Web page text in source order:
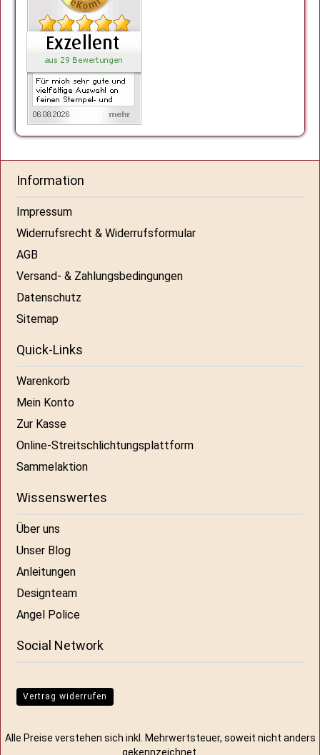
Information
Impressum
Widerrufsrecht & Widerrufsformular
AGB
Versand- & Zahlungsbedingungen
Datenschutz
Sitemap
Quick-Links
Warenkorb
Mein Konto
Zur Kasse
Online-Streitschlichtungsplattform
Sammelaktion
Wissenswertes
Über uns
Unser Blog
Anleitungen
Designteam
Angel Police
Social Network
Vertrag widerrufen
Alle Preise verstehen sich inkl. Mehrwertsteuer, soweit nicht anders
gekennzeichnet.